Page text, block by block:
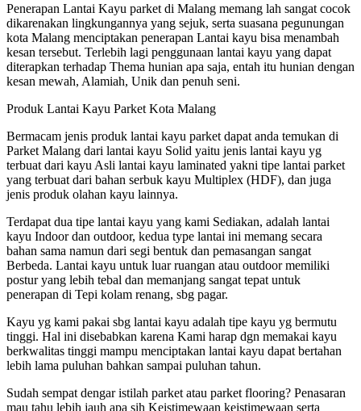
Penerapan Lantai Kayu parket di Malang memang lah sangat cocok
dikarenakan lingkungannya yang sejuk, serta suasana pegunungan
kota Malang menciptakan penerapan Lantai kayu bisa menambah
kesan tersebut. Terlebih lagi penggunaan lantai kayu yang dapat
diterapkan terhadap Thema hunian apa saja, entah itu hunian dengan
kesan mewah, Alamiah, Unik dan penuh seni.
Produk Lantai Kayu Parket Kota Malang
Bermacam jenis produk lantai kayu parket dapat anda temukan di
Parket Malang dari lantai kayu Solid yaitu jenis lantai kayu yg
terbuat dari kayu Asli lantai kayu laminated yakni tipe lantai parket
yang terbuat dari bahan serbuk kayu Multiplex (HDF), dan juga
jenis produk olahan kayu lainnya.
Terdapat dua tipe lantai kayu yang kami Sediakan, adalah lantai
kayu Indoor dan outdoor, kedua type lantai ini memang secara
bahan sama namun dari segi bentuk dan pemasangan sangat
Berbeda. Lantai kayu untuk luar ruangan atau outdoor memiliki
postur yang lebih tebal dan memanjang sangat tepat untuk
penerapan di Tepi kolam renang, sbg pagar.
Kayu yg kami pakai sbg lantai kayu adalah tipe kayu yg bermutu
tinggi. Hal ini disebabkan karena Kami harap dgn memakai kayu
berkwalitas tinggi mampu menciptakan lantai kayu dapat bertahan
lebih lama puluhan bahkan sampai puluhan tahun.
Sudah sempat dengar istilah parket atau parket flooring? Penasaran
mau tahu lebih jauh apa sih Keistimewaan keistimewaan serta